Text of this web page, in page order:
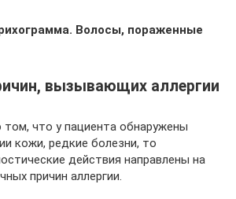
Волосы, пораженные
вызывающих аллергии
том, что у пациента обнаружены
кожи, редкие болезни, то
действия направлены на
причин аллергии.